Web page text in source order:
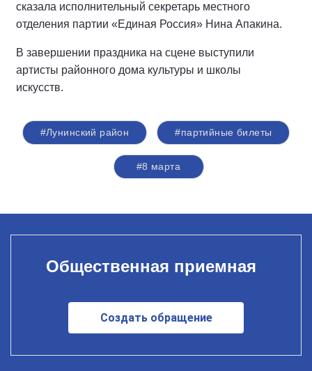
сказала исполнительный секретарь местного
отделения партии «Единая Россия» Нина Апакина.
В завершении праздника на сцене выступили
артисты районного дома культуры и школы
искусств.
#Лунинский район #партийные билеты
#8 марта
Общественная приемная
Создать обращение